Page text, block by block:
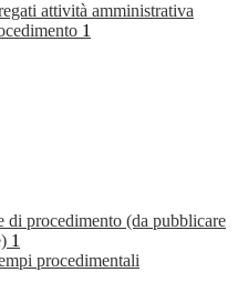
attività amministrativa
1
di procedimento (da pubblicare
1
procedimentali